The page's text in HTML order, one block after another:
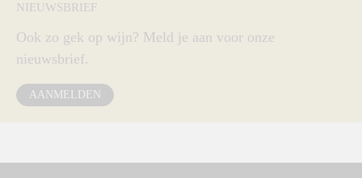
NIEUWSBRIEF
Ook zo gek op wijn? Meld je aan voor onze
nieuwsbrief.
AANMELDEN